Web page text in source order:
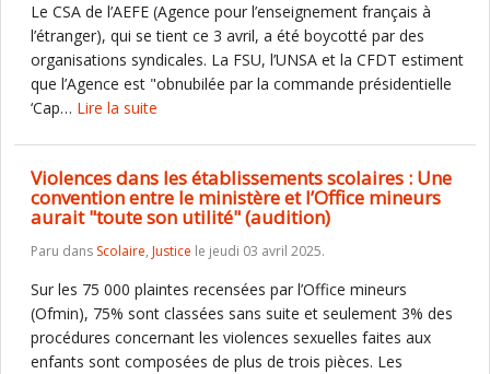
Le CSA de l’AEFE (Agence pour l’enseignement français à
l’étranger), qui se tient ce 3 avril, a été boycotté par des
organisations syndicales. La FSU, l’UNSA et la CFDT estiment
que l’Agence est "obnubilée par la commande présidentielle
‘Cap… Lire la suite
Violences dans les établissements scolaires : Une
convention entre le ministère et l’Office mineurs
aurait "toute son utilité" (audition)
Paru dans Scolaire, Justice le jeudi 03 avril 2025.
Sur les 75 000 plaintes recensées par l’Office mineurs
(Ofmin), 75% sont classées sans suite et seulement 3% des
procédures concernant les violences sexuelles faites aux
enfants sont composées de plus de trois pièces. Les